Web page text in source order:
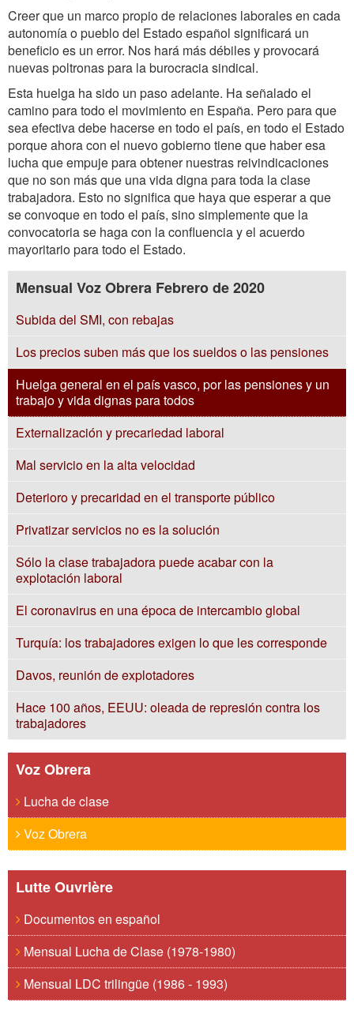
Creer que un marco propio de relaciones laborales en cada
autonomía o pueblo del Estado español significará un
beneficio es un error. Nos hará más débiles y provocará
nuevas poltronas para la burocracia sindical.
Esta huelga ha sido un paso adelante. Ha señalado el
camino para todo el movimiento en España. Pero para que
sea efectiva debe hacerse en todo el país, en todo el Estado
porque ahora con el nuevo gobierno tiene que haber esa
lucha que empuje para obtener nuestras reivindicaciones
que no son más que una vida digna para toda la clase
trabajadora. Esto no significa que haya que esperar a que
se convoque en todo el país, sino simplemente que la
convocatoria se haga con la confluencia y el acuerdo
mayoritario para todo el Estado.
Mensual Voz Obrera Febrero de 2020
Subida del SMI, con rebajas
Los precios suben más que los sueldos o las pensiones
Huelga general en el país vasco, por las pensiones y un
trabajo y vida dignas para todos
Externalización y precariedad laboral
Mal servicio en la alta velocidad
Deterioro y precaridad en el transporte público
Privatizar servicios no es la solución
Sólo la clase trabajadora puede acabar con la
explotación laboral
El coronavirus en una época de intercambio global
Turquía: los trabajadores exigen lo que les corresponde
Davos, reunión de explotadores
Hace 100 años, EEUU: oleada de represión contra los
trabajadores
Voz Obrera
Lucha de clase
Voz Obrera
Lutte Ouvrière
Documentos en español
Mensual Lucha de Clase (1978-1980)
Mensual LDC trilingüe (1986 - 1993)